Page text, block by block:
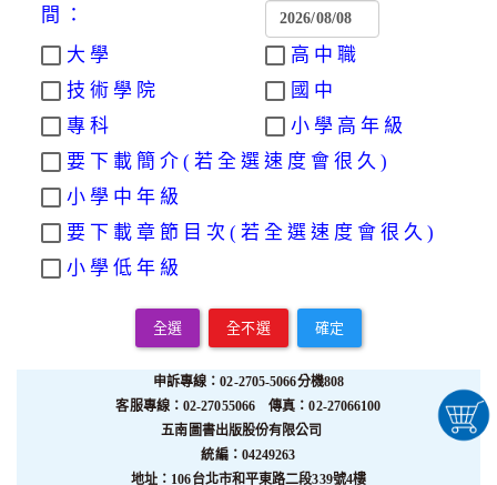
間：
大學
高中職
技術學院
國中
專科
小學高年級
要下載簡介(若全選速度會很久)
小學中年級
要下載章節目次(若全選速度會很久)
小學低年級
全選 全不選 確定
申訴專線：02-2705-5066分機808
客服專線：02-27055066 傳真：02-27066100
五南圖書出版股份有限公司
統編：04249263
地址：106台北市和平東路二段339號4樓